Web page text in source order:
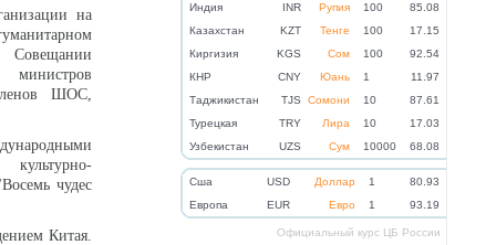
Индия
INR Рупия 100
85.08
Казахстан
KZT Тенге 100
17.15
Киргизия
KGS Сом 100
92.54
КНР
CNY Юань 1
11.97
Таджикистан
TJS Сомони 10
87.61
Турецкая
TRY Лира 10
17.03
Узбекистан
UZS Сум 10000 68.08
Cша USD Доллар 1
80.93
Eвропа
EUR Евро 1 93.19
Официальный курс ЦБ России
на
министров
ШОС,
культурно-
чудес
Китая.